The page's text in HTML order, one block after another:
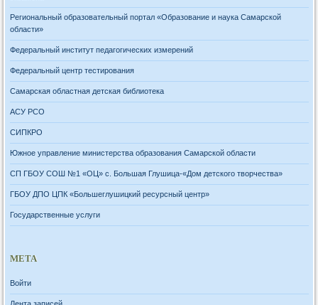
Региональный образовательный портал «Образование и наука Самарской
области»
Федеральный институт педагогических измерений
Федеральный центр тестирования
Самарская областная детская библиотека
АСУ РСО
СИПКРО
Южное управление министерства образования Самарской области
СП ГБОУ СОШ №1 «ОЦ» с. Большая Глушица-«Дом детского творчества»
ГБОУ ДПО ЦПК «Большеглушицкий ресурсный центр»
Государственные услуги
МЕТА
Войти